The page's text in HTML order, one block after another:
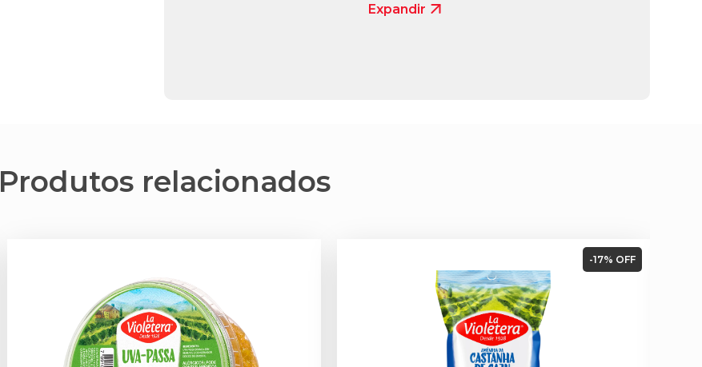
Expandir
Produtos relacionados
-17% OFF